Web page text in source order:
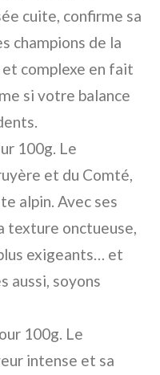
cuite, confirme sa
champions de la
complexe en fait
si votre balance
100g. Le
et du Comté,
alpin. Avec ses
texture onctueuse,
exigeants… et
aussi, soyons
100g. Le
intense et sa